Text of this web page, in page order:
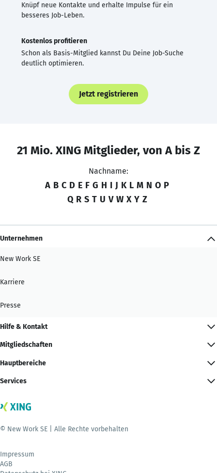
Knüpf neue Kontakte und erhalte Impulse für ein
besseres Job-Leben.
Kostenlos profitieren
Schon als Basis-Mitglied kannst Du Deine Job-Suche
deutlich optimieren.
Jetzt registrieren
21 Mio. XING Mitglieder, von A bis Z
Nachname:
A B C D E F G H I J K L M N O P
Q R S T U V W X Y Z
Unternehmen
New Work SE
Karriere
Presse
Hilfe & Kontakt
Mitgliedschaften
Hauptbereiche
Services
© New Work SE | Alle Rechte vorbehalten
Impressum
AGB